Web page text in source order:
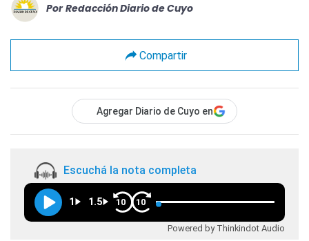
Por Redacción Diario de Cuyo
Compartir
Agregar Diario de Cuyo en
Escuchá la nota completa
1 1.5 10 10
Powered by Thinkindot Audio